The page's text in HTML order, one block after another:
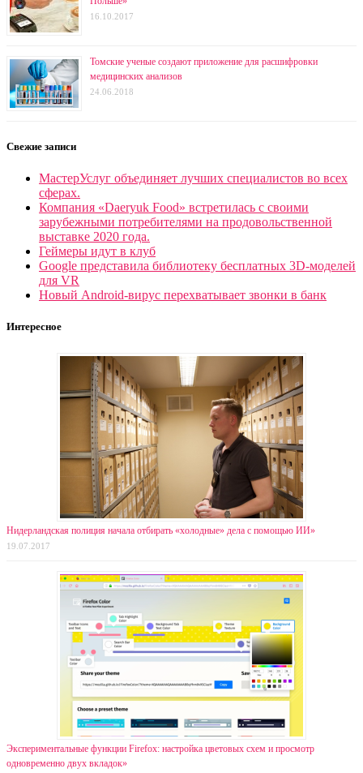
16.10.2017
Томские ученые создают приложение для расшифровки
медицинских анализов
24.06.2018
Свежие записи
МастерУслуг объединяет лучших специалистов во всех
сферах.
Компания «Daeryuk Food» встретилась с своими
зарубежными потребителями на продовольственной
выставке 2020 года.
Геймеры идут в клуб
Google представила библиотеку бесплатных 3D-моделей
для VR
Новый Android-вирус перехватывает звонки в банк
Интересное
Нидерландская полиция начала отбирать «холодные» дела с помощью ИИ»
19.07.2017
Экспериментальные функции Firefox: настройка цветовых схем и просмотр
одновременно двух вкладок»